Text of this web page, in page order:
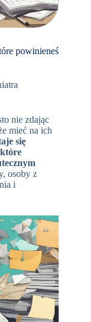
powinieneś
nie zdając
mieć na ich
się
osoby z
i